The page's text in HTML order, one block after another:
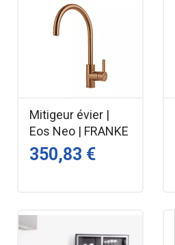
Mitigeur évier |
Eos Neo | FRANKE
350,83 €